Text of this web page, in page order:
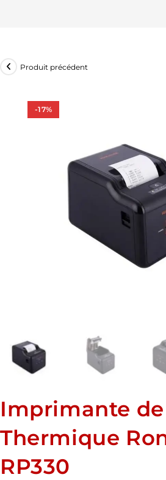
-17%
Produit précédent
Imprimante de
Thermique
RP330